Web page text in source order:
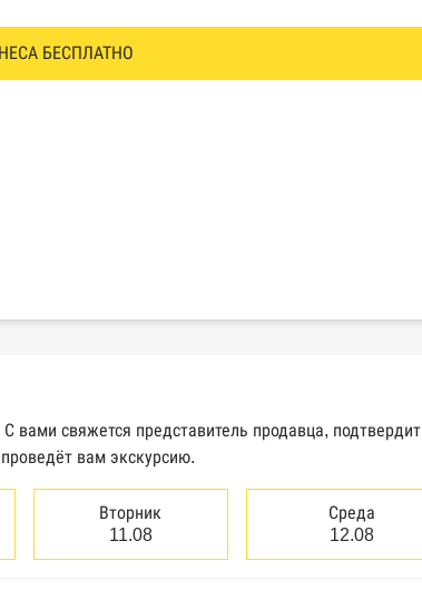
БЕСПЛАТНО
вами свяжется представитель продавца, подтвердит
вам экскурсию.
Вторник
11.08
Среда
12.08